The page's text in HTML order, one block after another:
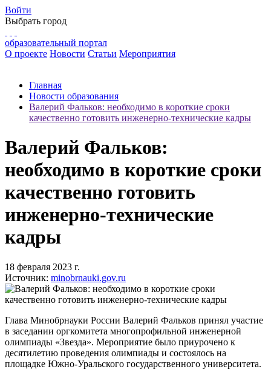
Войти
Выбрать город
образовательный портал
О проекте Новости Статьи Мероприятия
Главная
Новости образования
Валерий Фальков: необходимо в короткие сроки
качественно готовить инженерно-технические кадры
Валерий Фальков:
необходимо в короткие сроки
качественно готовить
инженерно-технические
кадры
18 февраля 2023 г.
Источник: minobrnauki.gov.ru
Глава Минобрнауки России Валерий Фальков принял участие
в заседании оргкомитета многопрофильной инженерной
олимпиады «Звезда». Мероприятие было приурочено к
десятилетию проведения олимпиады и состоялось на
площадке Южно-Уральского государственного университета.